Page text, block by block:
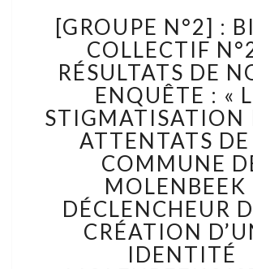
N°2]
:
BILLET
N°2
–
DE
NOTRE
ENQUÊTE
:
«
LA
[GROUPE N°2] :
COLLECTIF
RÉSULTATS DE
ENQUÊTE : «
STIGMATISATION
ATTENTATS DE
COMMUNE
MOLENBEEK
DÉCLENCHEUR
CRÉATION
IDENTITÉ